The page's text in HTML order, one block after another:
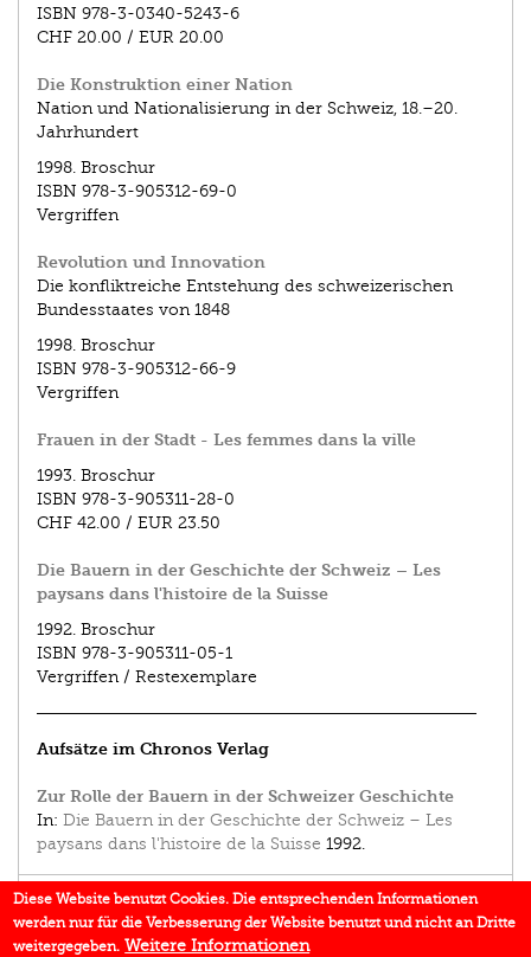
ISBN 978-3-0340-5243-6
CHF 20.00 / EUR 20.00
Die Konstruktion einer Nation
Nation und Nationalisierung in der Schweiz, 18.–20.
Jahrhundert
1998. Broschur
ISBN 978-3-905312-69-0
Vergriffen
Revolution und Innovation
Die konfliktreiche Entstehung des schweizerischen
Bundesstaates von 1848
1998. Broschur
ISBN 978-3-905312-66-9
Vergriffen
Frauen in der Stadt - Les femmes dans la ville
1993. Broschur
ISBN 978-3-905311-28-0
CHF 42.00 / EUR 23.50
Die Bauern in der Geschichte der Schweiz – Les
paysans dans l'histoire de la Suisse
1992. Broschur
ISBN 978-3-905311-05-1
Vergriffen / Restexemplare
Aufsätze im Chronos Verlag
Zur Rolle der Bauern in der Schweizer Geschichte
In: Die Bauern in der Geschichte der Schweiz – Les
paysans dans l'histoire de la Suisse 1992.
EINBLICK
BUCHREIHE
Diese Website benutzt Cookies. Die entsprechenden Informationen
werden nur für die Verbesserung der Website benutzt und nicht an Dritte
weitergegeben. Weitere Informationen